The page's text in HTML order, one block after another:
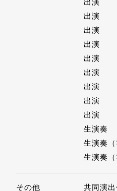
出演
出演
出演
出演
出演
出演
出演
出演
生演奏
生演奏（
生演奏（
その他 共同演